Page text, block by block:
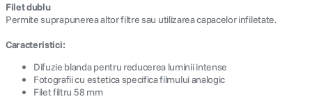
Filet dublu
Permite suprapunerea altor filtre sau utilizarea capacelor infiletate.
Caracteristici:
Difuzie blanda pentru reducerea luminii intense
Fotografii cu estetica specifica filmului analogic
Filet filtru 58 mm